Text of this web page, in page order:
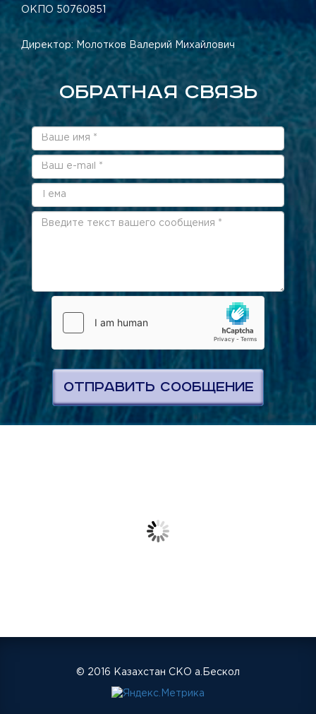
ОКПО 50760851
Директор: Молотков Валерий Михайлович
ОБРАТНАЯ СВЯЗЬ
© 2016 Казахстан СКО а.Бескол